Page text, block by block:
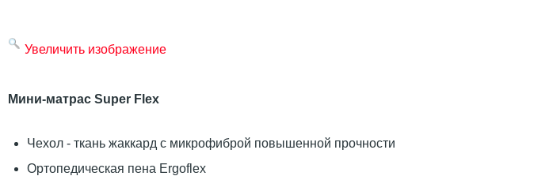
Увеличить изображение
Мини-матрас Super Flex
Чехол - ткань жаккард с микрофиброй повышенной прочности
Ортопедическая пена Ergoflex